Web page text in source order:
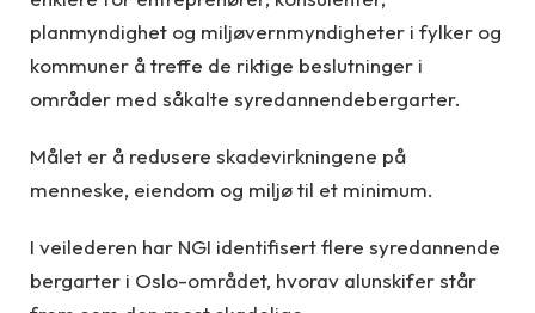
planmyndighet og miljøvernmyndigheter i fylker og
kommuner å treffe de riktige beslutninger i
områder med såkalte syredannendebergarter.
Målet er å redusere skadevirkningene på
menneske, eiendom og miljø til et minimum.
I veilederen har NGI identifisert flere syredannende
bergarter i Oslo-området, hvorav alunskifer står